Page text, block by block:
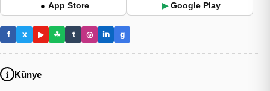
● App Store ▶ Google Play
f x ▶ ☘ t ◎ in g
Künye